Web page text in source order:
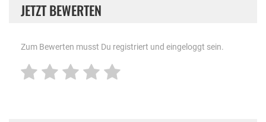
JETZT BEWERTEN
Zum Bewerten musst Du registriert und eingeloggt sein.